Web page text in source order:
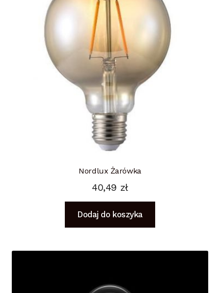
Nordlux Żarówka
40,49 zł
Dodaj do koszyka